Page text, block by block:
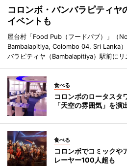
コロンボ・バンバラピティ
イベントも
屋台村「Food Pub（フードパブ）」（
Bambalapitiya, Colombo 04, Sri Lanka
バラピティヤ（Bambalapitiya）駅前にリ
食べる
コロンボのロータス
「天空の雰囲気」を演
食べる
コロンボでコミック
レーヤー100人超も